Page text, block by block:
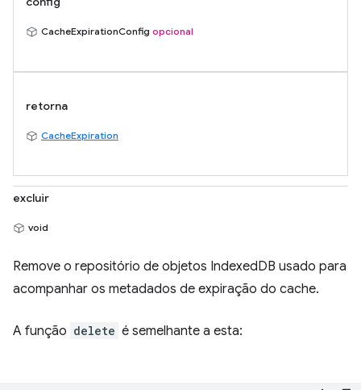
CacheExpirationConfig opcional
retorna
CacheExpiration
excluir
void
Remove o repositório de objetos IndexedDB usado para
acompanhar os metadados de expiração do cache.
A função delete é semelhante a esta: